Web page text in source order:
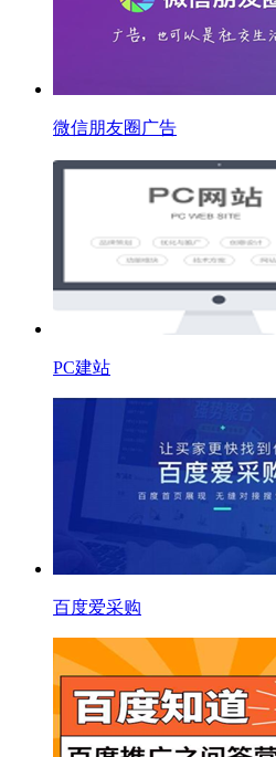
微信朋友圈广告
PC建站
百度爱采购